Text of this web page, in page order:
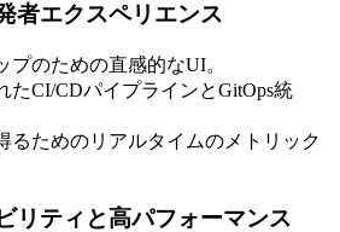
者エクスペリエンス
プのための直感的なUI。
たCI/CDパイプラインとGitOps統
るためのリアルタイムのメトリック
リティと高パフォーマンス